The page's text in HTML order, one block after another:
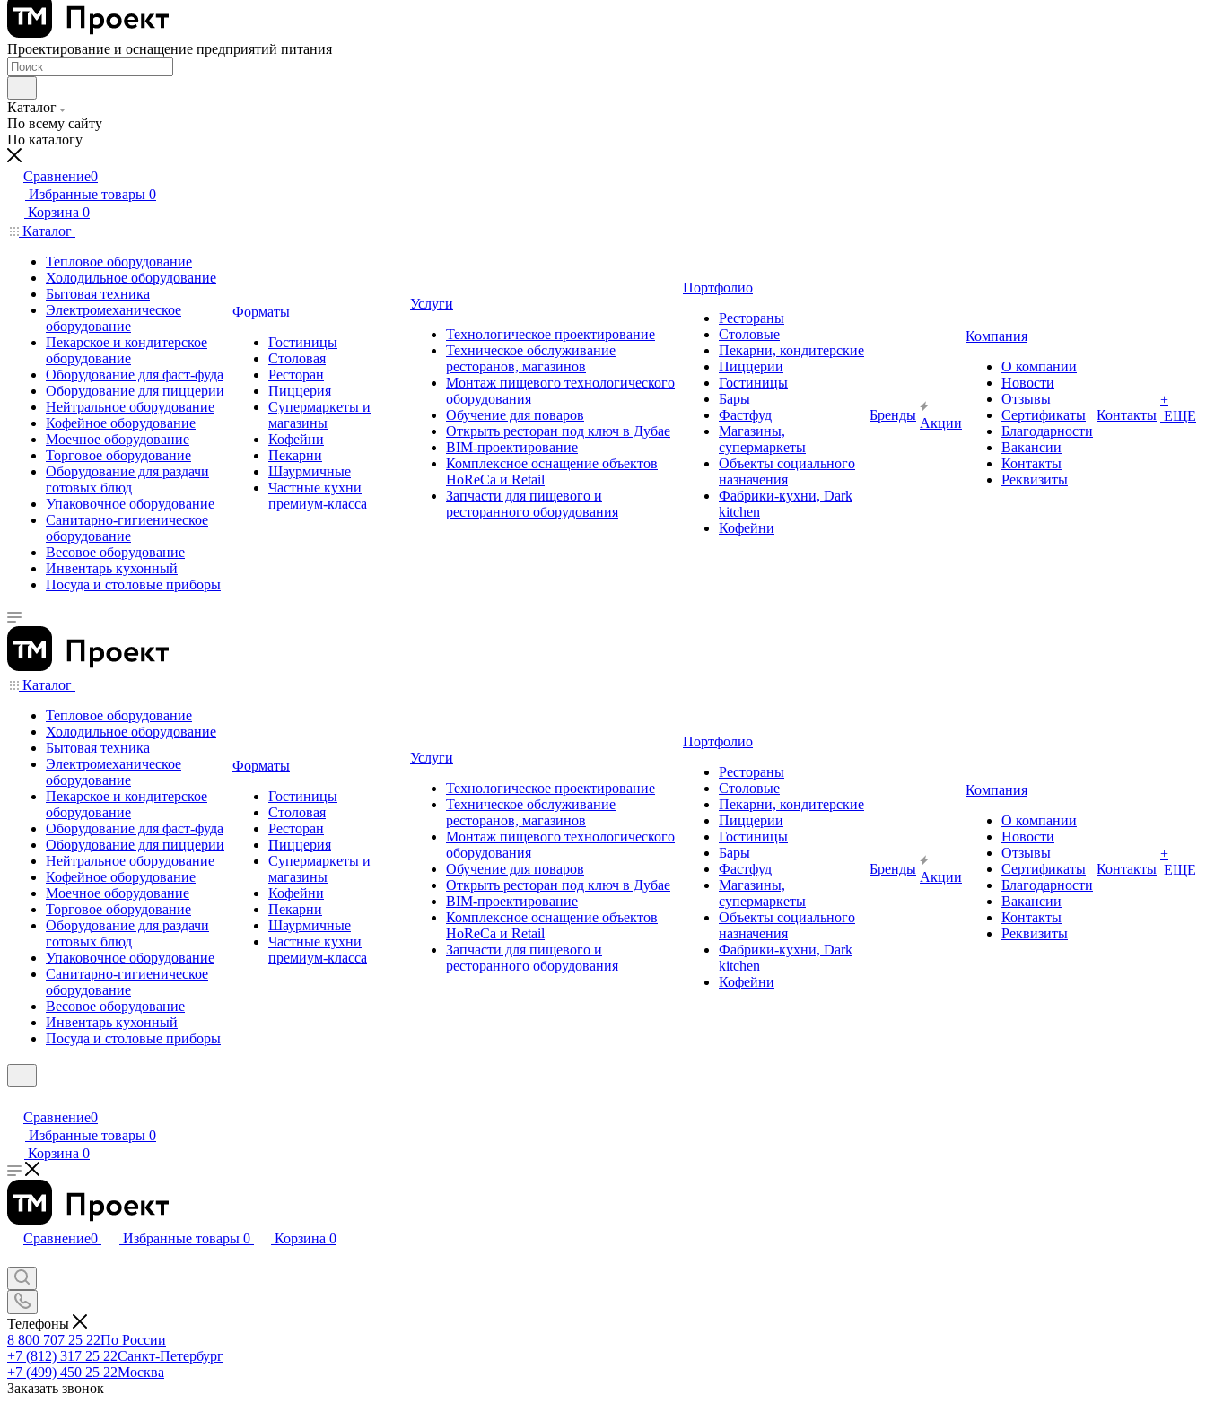
Проектирование и оснащение предприятий питания
Каталог
По всему сайту
По каталогу
Сравнение0
Избранные товары 0
Корзина 0
Каталог
Тепловое оборудование
Холодильное оборудование
Бытовая техника
Электромеханическое
оборудование
Пекарское и кондитерское
оборудование
Оборудование для фаст-фуда
Оборудование для пиццерии
Нейтральное оборудование
Кофейное оборудование
Моечное оборудование
Торговое оборудование
Оборудование для раздачи
готовых блюд
Упаковочное оборудование
Санитарно-гигиеническое
оборудование
Весовое оборудование
Инвентарь кухонный
Посуда и столовые приборы
Форматы
Гостиницы
Столовая
Ресторан
Пиццерия
Супермаркеты и
магазины
Кофейни
Пекарни
Шаурмичные
Частные кухни
премиум-класса
Услуги
Технологическое проектирование
Техническое обслуживание
ресторанов, магазинов
Монтаж пищевого технологического
оборудования
Обучение для поваров
Открыть ресторан под ключ в Дубае
BIM-проектирование
Комплексное оснащение объектов
HoReCa и Retail
Запчасти для пищевого и
ресторанного оборудования
Портфолио
Рестораны
Столовые
Пекарни, кондитерские
Пиццерии
Гостиницы
Бары
Фастфуд
Магазины,
супермаркеты
Объекты социального
назначения
Фабрики-кухни, Dark
kitchen
Кофейни
Бренды
Акции
Компания
О компании
Новости
Отзывы
Сертификаты
Благодарности
Вакансии
Контакты
Реквизиты
Контакты
+
ЕЩЕ
Каталог
Тепловое оборудование
Холодильное оборудование
Бытовая техника
Электромеханическое
оборудование
Пекарское и кондитерское
оборудование
Оборудование для фаст-фуда
Оборудование для пиццерии
Нейтральное оборудование
Кофейное оборудование
Моечное оборудование
Торговое оборудование
Оборудование для раздачи
готовых блюд
Упаковочное оборудование
Санитарно-гигиеническое
оборудование
Весовое оборудование
Инвентарь кухонный
Посуда и столовые приборы
Форматы
Гостиницы
Столовая
Ресторан
Пиццерия
Супермаркеты и
магазины
Кофейни
Пекарни
Шаурмичные
Частные кухни
премиум-класса
Услуги
Технологическое проектирование
Техническое обслуживание
ресторанов, магазинов
Монтаж пищевого технологического
оборудования
Обучение для поваров
Открыть ресторан под ключ в Дубае
BIM-проектирование
Комплексное оснащение объектов
HoReCa и Retail
Запчасти для пищевого и
ресторанного оборудования
Портфолио
Рестораны
Столовые
Пекарни, кондитерские
Пиццерии
Гостиницы
Бары
Фастфуд
Магазины,
супермаркеты
Объекты социального
назначения
Фабрики-кухни, Dark
kitchen
Кофейни
Бренды
Акции
Компания
О компании
Новости
Отзывы
Сертификаты
Благодарности
Вакансии
Контакты
Реквизиты
Контакты
+
ЕЩЕ
Сравнение0
Избранные товары 0
Корзина 0
Сравнение0 Избранные товары 0 Корзина 0
Телефоны
8 800 707 25 22По России
+7 (812) 317 25 22Санкт-Петербург
+7 (499) 450 25 22Москва
Заказать звонок